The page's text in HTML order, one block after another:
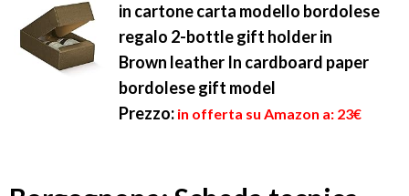
in cartone carta modello bordolese
regalo 2-bottle gift holder in
Brown leather In cardboard paper
bordolese gift model
Prezzo: in offerta su Amazon a: 23€